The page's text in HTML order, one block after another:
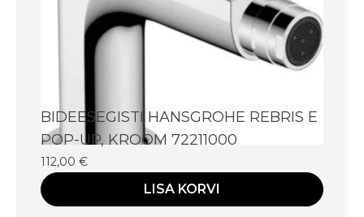
BIDEESEGISTI HANSGROHE REBRIS E
POP-UP, KROOM 72211000
112,00 €
LISA KORVI